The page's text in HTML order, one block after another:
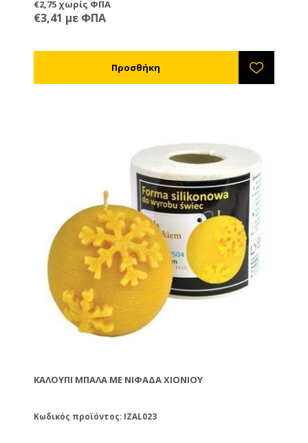
€2,75 χωρίς ΦΠΑ
€3,41 με ΦΠΑ
ΚΑΛΟΎΠΙ ΜΠΆΛΑ ΜΕ ΝΙΦΆΔΑ ΧΙΟΝΙΟΎ
Κωδικός προϊόντος: IZAL023